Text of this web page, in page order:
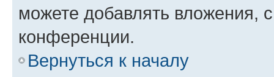
можете добавлять вложения,
конференции.
Вернуться к началу